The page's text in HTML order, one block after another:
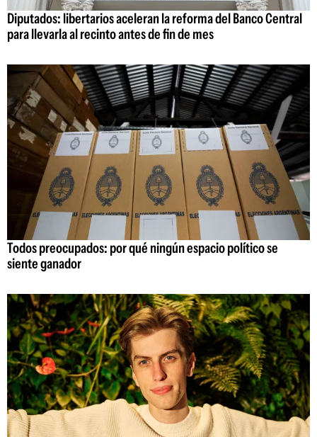
Diputados: libertarios aceleran la reforma del Banco Central
para llevarla al recinto antes de fin de mes
Todos preocupados: por qué ningún espacio político se
siente ganador